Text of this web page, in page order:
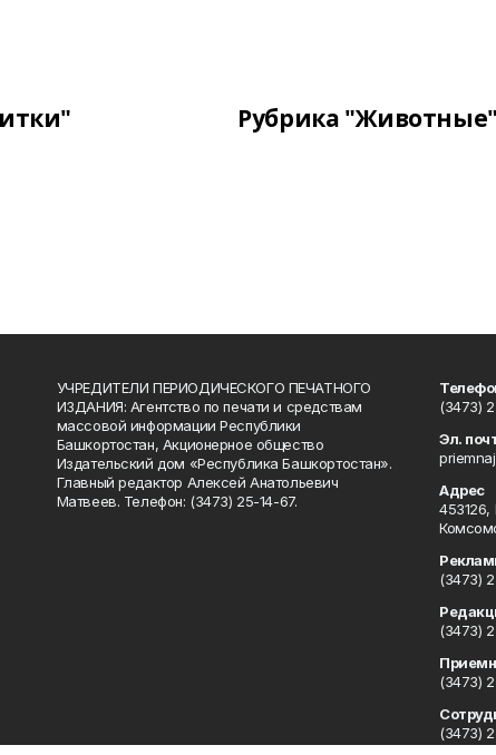
Рубрика "Животные"
УЧРЕДИТЕЛИ ПЕРИОДИЧЕСКОГО ПЕЧАТНОГО
ИЗДАНИЯ: Агентство по печати и средствам
массовой информации Республики
Башкортостан, Акционерное общество
Издательский дом «Республика Башкортостан».
Главный редактор Алексей Анатольевич
Матвеев. Телефон: (3473) 25-14-67.
(3473)
Эл.
Адрес
453126,
(3473)
(3473)
(3473)
(3473)